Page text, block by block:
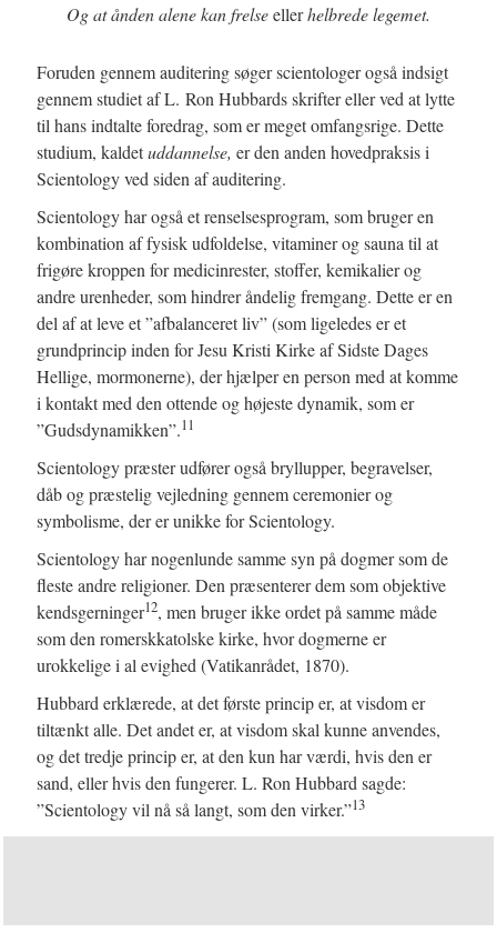
Og at ånden alene kan frelseellerhelbrede legemet.
Foruden gennem auditering søger scientologer også indsigt
gennem studiet af L. Ron Hubbards skrifter eller ved at lytte
til hans indtalte foredrag, som er meget omfangsrige. Dette
studium, kaldetuddannelse, er den anden hovedpraksis i
Scientology ved siden af auditering.
Scientology har også et renselsesprogram, som bruger en
kombination af fysisk udfoldelse, vitaminer og sauna til at
frigøre kroppen for medicinrester, stoffer, kemikalier og
andre urenheder, som hindrer åndelig fremgang. Dette er en
del af at leve et ”afbalanceret liv” (som ligeledes er et
grundprincip inden for Jesu Kristi Kirke af Sidste Dages
Hellige, mormonerne), der hjælper en person med at komme
i kontakt med den ottende og højeste dynamik, som er
”Gudsdynamikken”.11
Scientology præster udfører også bryllupper, begravelser,
dåb og præstelig vejledning gennem ceremonier og
symbolisme, der er unikke for Scientology.
Scientology har nogenlunde samme syn på dogmer som de
fleste andre religioner. Den præsenterer dem som objektive
kendsgerninger12, men bruger ikke ordet på samme måde
som den romerskkatolske kirke, hvor dogmerne er
urokkelige i al evighed (Vatikanrådet, 1870).
Hubbard erklærede, at det første princip er, at visdom er
tiltænkt alle. Det andet er, at visdom skal kunne anvendes,
og det tredje princip er, at den kun har værdi, hvis den er
sand, eller hvis den fungerer. L. Ron Hubbard sagde:
”Scientology vil nå så langt, som den virker.”13